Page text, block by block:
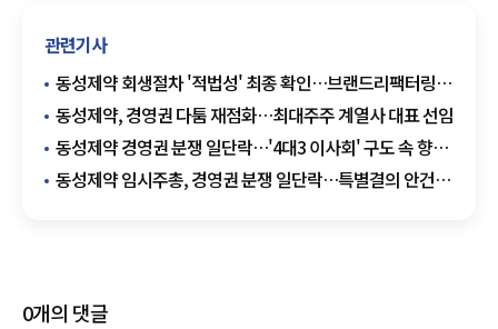
관련기사
동성제약 회생절차 '적법성' 최종 확인…브랜드리팩터링
재항고 기각
동성제약, 경영권 다툼 재점화…최대주주 계열사 대표 선임
동성제약 경영권 분쟁 일단락…'4대3 이사회' 구도 속 향후
전망은
동성제약 임시주총, 경영권 분쟁 일단락…특별결의 안건
0개의 댓글